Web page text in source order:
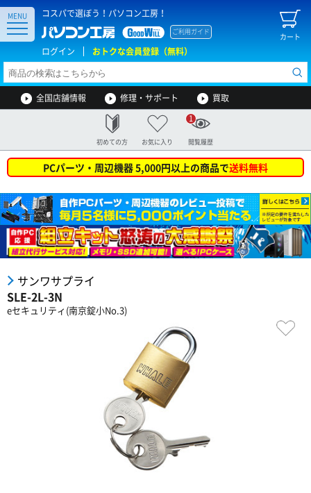
コスパで選ぼう！パソコン工房！
カート
ご利用ガイド
ログイン おトクな会員登録（無料）
MENU
全国店舗情報 修理・サポート 買取
初めての方 お気に入り 閲覧履歴
1
PCパーツ・周辺機器 5,000円以上の商品で送料無料
サンワサプライ
SLE-2L-3N
eセキュリティ(南京錠小No.3)